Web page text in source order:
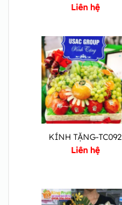
Liên hệ
KÍNH TẶNG-TC092
Liên hệ